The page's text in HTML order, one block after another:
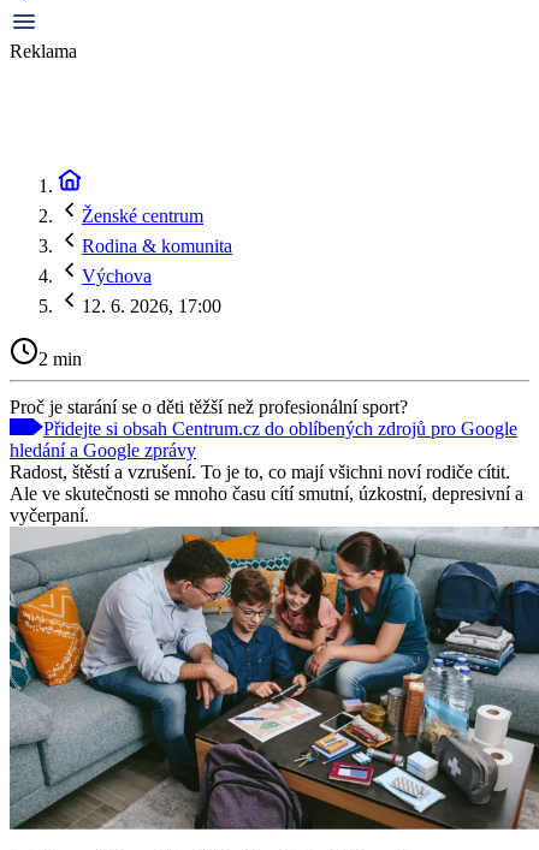
Reklama
Ženské centrum
Rodina & komunita
Výchova
12. 6. 2026, 17:00
2 min
Proč je starání se o děti těžší než profesionální sport?
Přidejte si obsah Centrum.cz do oblíbených zdrojů pro Google
hledání a Google zprávy
Radost, štěstí a vzrušení. To je to, co mají všichni noví rodiče cítit.
Ale ve skutečnosti se mnoho času cítí smutní, úzkostní, depresivní a
vyčerpaní.